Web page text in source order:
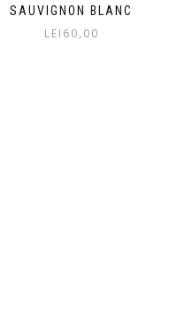
SAUVIGNON BLANC
LEI 60,00